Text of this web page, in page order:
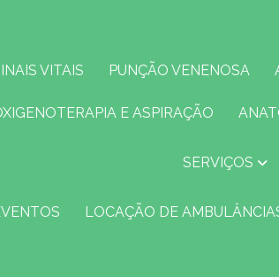
SINAIS VITAIS PUNÇÃO VENENOSA
OXIGENOTERAPIA E ASPIRAÇÃO
SERVIÇOS
EVENTOS LOCAÇÃO DE